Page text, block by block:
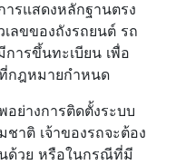
ารแสดงหลักฐานตรง
ลขของถังรถยนต์ รถ
ารขึ้นทะเบียน เพื่อ
กฎหมายกำหนด
ย่างการติดตั้งระบบ
ชาติ เจ้าของรถจะต้อง
นด้วย หรือในกรณีที่มี